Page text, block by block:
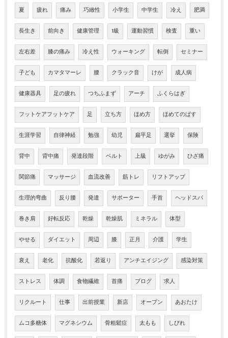
夏 疲れ 痛み 巧緻性 小学生 中学生 冷え 肥満
長生き 前向き 健康管理 1級 運動習慣 検査 重い
左右差 膝の痛み 冷え性 ウォーキング 転倒 セミナー
子ども カマタマーレ 腰 クラック音 けが 成人病
健康器具 足の疲れ つちふまず アーチ ふくらはぎ
フットケアフットケア 足 立ち方 ほめ方 ほめてのばす
生涯学習 自律神経 勉強 幼児 扁平足 選挙 保険
背中 背中痛 発達段階 ベルト 上級 ゆがみ ひざ痛
関節痛 マッサージ 血流改善 筋トレ リフトアップ
生理的弯曲 反り腰 発達 サポーター 手首 ヘッドスパ
巻き肩 好転反応 乾燥 乾燥肌 ミネラル 体型
やせる ダイエット 周辺 膝 正月 介護 学生
衰え 老化 抗酸化 若返り アンチエイジング 感染対策
ストレス 体調 食物繊維 首痛 ブログ 求人
リクルート 仕事 出前授業 新店 オープン あおたけ
ムコ多糖体 マグネシウム 骨粗鬆症 太もも しびれ